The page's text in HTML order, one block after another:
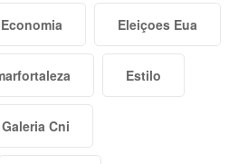
Economia Eleiçoes Eua
Estilo
Galeria Cni